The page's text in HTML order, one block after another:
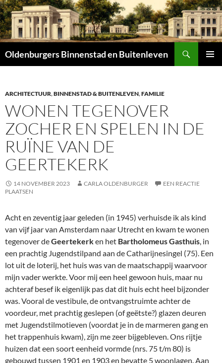
Oldenburgers Binnenstad en Buitenleven
ARCHITECTUUR,BINNENSTAD & BUITENLEVEN,FAMILIE
WONEN TEGENOVER
ZOCHER EN SPELEN IN DE
RUÏNE VAN DE
GEERTEKERK
14 NOVEMBER 2023 CARLA OLDENBURGER
EEN REACTIE
PLAATSEN
Acht en zeventig jaar geleden (in 1945) verhuisde ik als kind
van vijf jaar van Amsterdam naar Utrecht en kwam te wonen
tegenover deGeertekerken het Bartholomeus Gasthuis, in
een prachtig Jugendstilpand aan de Catharijnesingel (75). Een
lot uit de loterij, het huis was van de maatschappij waarvoor
mijn vader werkte. Voor mij een heel gewoon huis, maar nu
achteraf besef ik eigenlijk pas dat dit huis echt heel bijzonder
was. Vooral de vestibule, de ontvangstruimte achter de
voordeur, met prachtig geslepen (of geëtste?) glazen deuren
met Jugendstilmotieven (voordat je in de marmeren gang en
het trappenhuis kwam), zijn me zeer bijgebleven. Ons rijtje
huizen dat een soort eenheid vormde (nrs. 75 t/m 80) is
gebouwd tussen 1901 en 1903 en bevatte 5 woonlagen. Aan